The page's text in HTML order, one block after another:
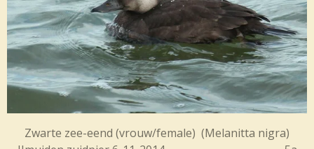
Zwarte zee-eend (vrouw/female) (Melanitta nigra)